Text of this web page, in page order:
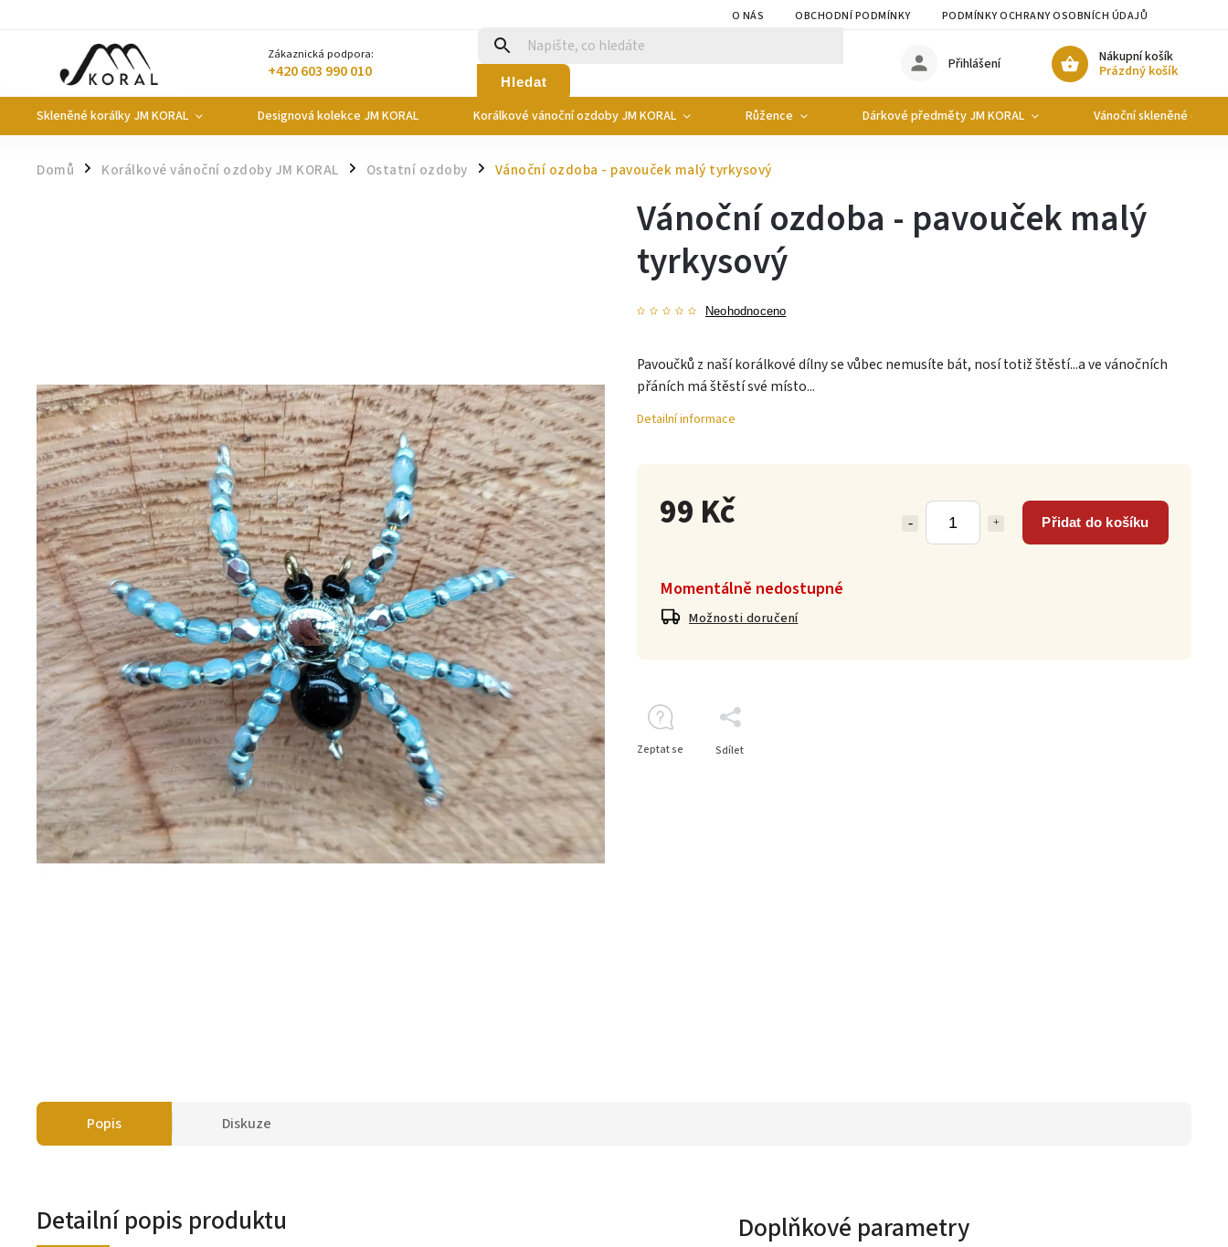
O NÁS OBCHODNÍ PODMÍNKY PODMÍNKY OCHRANY OSOBNÍCH ÚDAJŮ
Zákaznická podpora:
+420 603 990 010 Hledat
Nákupní košík
Prázdný košík
Přihlášení
Skleněné korálky JM KORAL Designová kolekce JM KORAL Korálkové vánoční ozdoby JM KORAL Růžence Dárkové předměty JM KORAL Vánoční skleněné
Domů / Korálkové vánoční ozdoby JM KORAL / Ostatní ozdoby / Vánoční ozdoba - pavouček malý tyrkysový
99 Kč Přidat do košíku
Momentálně nedostupné
Možnosti doručení
Vánoční ozdoba - pavouček malý
tyrkysový
Neohodnoceno
Pavoučků z naší korálkové dílny se vůbec nemusíte bát, nosí totiž štěstí...a ve vánočních
přáních má štěstí své místo...
Detailní informace
Zeptat se Sdílet
Popis Diskuze
Detailní popis produktu Doplňkové parametry